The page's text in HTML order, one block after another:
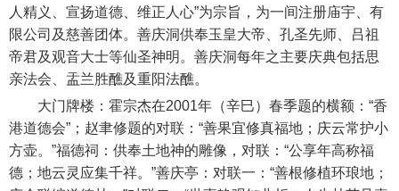
人精义、宣扬道德、维正人心”为宗旨，为一间注册庙宇、有
限公司及慈善团体。善庆洞供奉玉皇大帝、孔圣先师、吕祖
帝君及观音大士等仙圣神明。善庆洞每年之主要庆典包括思
亲法会、盂兰胜醮及重阳法醮。
大门牌楼：霍宗杰在2001年（辛巳）春季题的横额：“香
港道德会”；赵聿修题的对联：“善果宜修真福地；庆云常护小
方壶。”福德祠：供奉土地神的雕像，对联：“公享年高称福
德；地云灵应集千祥。”善庆亭：对联一：“善根修植环琅地；